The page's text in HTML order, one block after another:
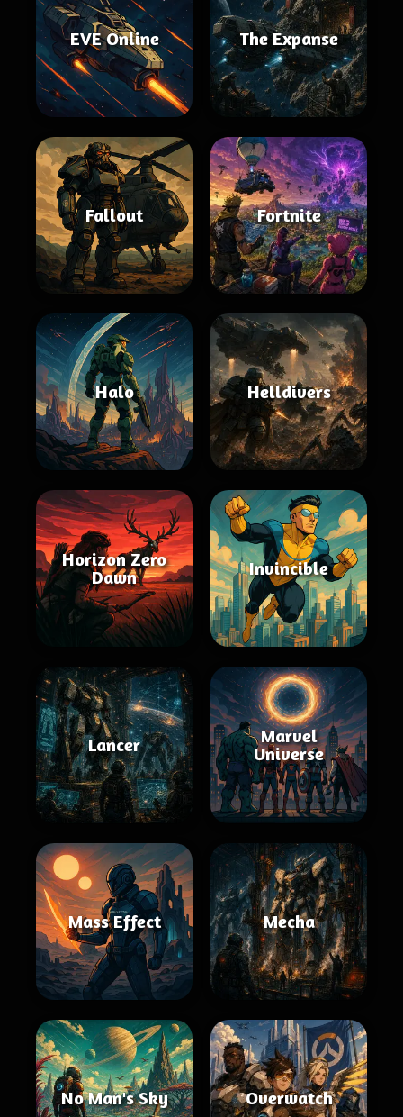
EVE Online The Expanse
Fallout Fortnite
Halo Helldivers
Horizon Zero
Dawn
Invincible
Lancer
Marvel
Universe
Mass Effect Mecha
No Man's Sky Overwatch